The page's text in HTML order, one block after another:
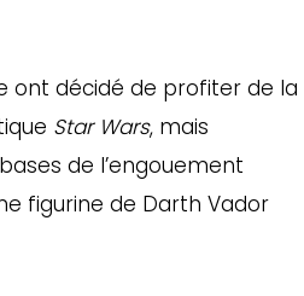
ont décidé de profiter de la
Star Wars, mais
de l’engouement
figurine de Darth Vador